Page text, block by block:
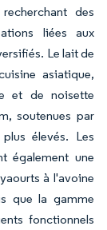
des
liées aux
Le lait de
asiatique,
et de noisette
soutenues par
élevés. Les
également une
à l'avoine
que la gamme
fonctionnels